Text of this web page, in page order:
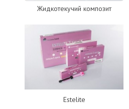
Жидкотекучий композит
Estelite